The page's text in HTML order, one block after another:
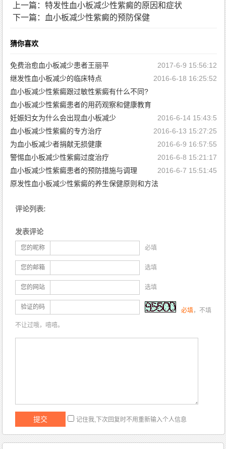
上一篇：特发性血小板减少性紫癜的原因和症状
下一篇：血小板减少性紫癜的预防保健
猜你喜欢
免费治愈血小板减少患者王丽平
2017-6-9 15:56:12
继发性血小板减少的临床特点
2016-6-18 16:25:52
血小板减少性紫癜跟过敏性紫癜有什么不同?
血小板减少性紫癜患者的用药观察和健康教育
2016-6-15 11:30:33
妊娠妇女为什么会出现血小板减少
2016-6-14 15:43:5
血小板减少性紫癜的专方治疗
2016-6-13 15:27:25
为血小板减少者捐献无损健康
2016-6-9 16:57:55
警惕血小板减少性紫癜过度治疗
2016-6-8 15:21:17
血小板减少性紫癜患者的预防措施与调理
2016-6-7 15:51:45
原发性血小板减少性紫癜的养生保健原则和方法
评论列表:
发表评论
您的昵称 必填
您的邮箱 选填
您的网站 选填
验证的码 必填，不填
不让过哦，嘻嘻。
记住我,下次回复时不用重新输入个人信息